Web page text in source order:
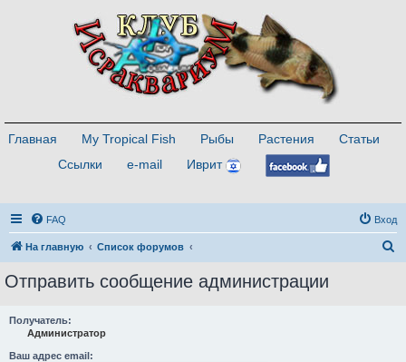
Главная My Tropical Fish Рыбы Растения
Статьи
Ссылки
e-mail Иврит
FAQ Вход
На главную Список форумов
Отправить сообщение администрации
Получатель:
Администратор
Ваш адрес email: